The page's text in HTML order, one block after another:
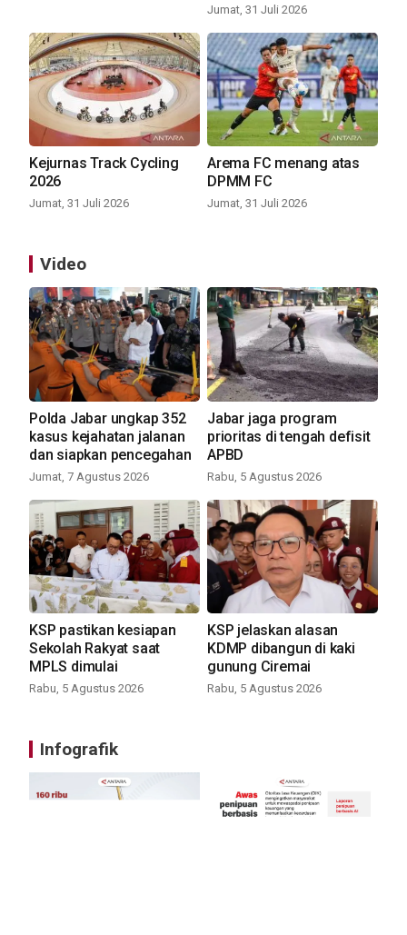
Jumat, 31 Juli 2026
Kejurnas Track Cycling
2026
Jumat, 31 Juli 2026
Arema FC menang atas
DPMM FC
Jumat, 31 Juli 2026
Video
Polda Jabar ungkap 352
kasus kejahatan jalanan
dan siapkan pencegahan
Jumat, 7 Agustus 2026
Jabar jaga program
prioritas di tengah defisit
APBD
Rabu, 5 Agustus 2026
KSP pastikan kesiapan
Sekolah Rakyat saat
MPLS dimulai
Rabu, 5 Agustus 2026
KSP jelaskan alasan
KDMP dibangun di kaki
gunung Ciremai
Rabu, 5 Agustus 2026
Infografik